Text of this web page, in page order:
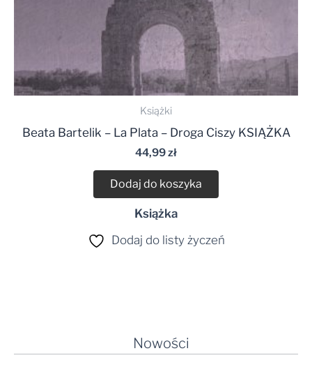
Nowości
Książki
Beata Bartelik – La Plata – Droga Ciszy KSIĄŻKA
44,99zł
Dodaj do koszyka
Książka
Dodaj do listy życzeń